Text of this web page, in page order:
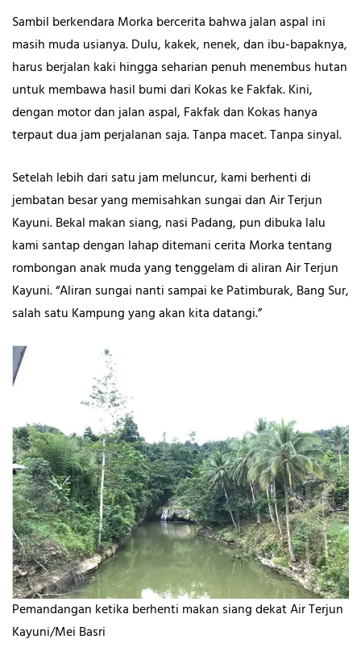
Sambil berkendara Morka bercerita bahwa jalan aspal ini
masih muda usianya. Dulu, kakek, nenek, dan ibu-bapaknya,
harus berjalan kaki hingga seharian penuh menembus hutan
untuk membawa hasil bumi dari Kokas ke Fakfak. Kini,
dengan motor dan jalan aspal, Fakfak dan Kokas hanya
terpaut dua jam perjalanan saja. Tanpa macet. Tanpa sinyal.
Setelah lebih dari satu jam meluncur, kami berhenti di
jembatan besar yang memisahkan sungai dan Air Terjun
Kayuni. Bekal makan siang, nasi Padang, pun dibuka lalu
kami santap dengan lahap ditemani cerita Morka tentang
rombongan anak muda yang tenggelam di aliran Air Terjun
Kayuni. “Aliran sungai nanti sampai ke Patimburak, Bang Sur,
salah satu Kampung yang akan kita datangi.”
Pemandangan ketika berhenti makan siang dekat Air Terjun
Kayuni/Mei Basri